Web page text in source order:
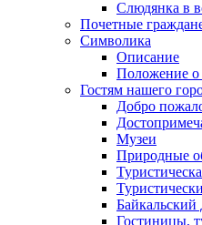
Слюдянка в
Почетные
Символика
Описание
Положение о
Гостям нашего
Добро
Музеи
Природные
Гостиницы,